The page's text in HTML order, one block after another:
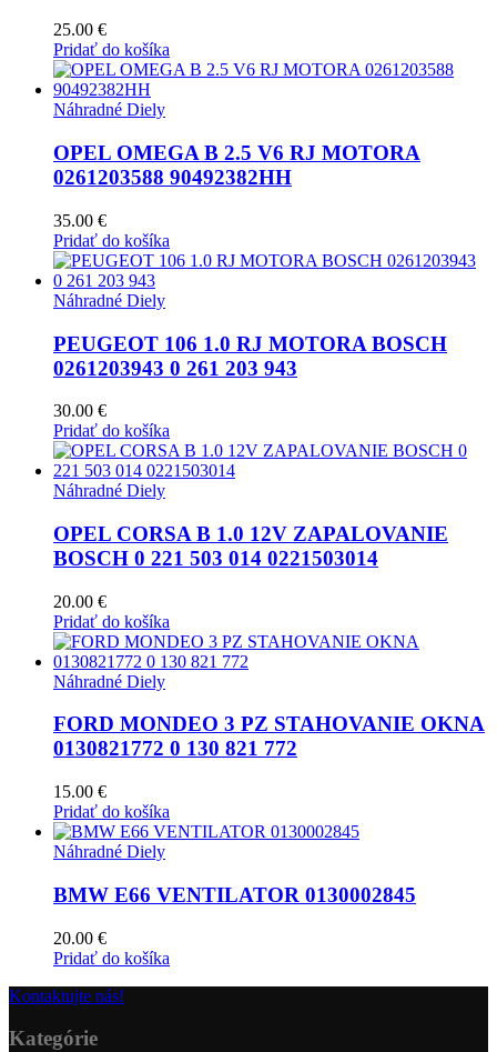
25.00 €
Pridať do košíka
Náhradné Diely
OPEL OMEGA B 2.5 V6 RJ MOTORA
0261203588 90492382HH
35.00 €
Pridať do košíka
Náhradné Diely
PEUGEOT 106 1.0 RJ MOTORA BOSCH
0261203943 0 261 203 943
30.00 €
Pridať do košíka
Náhradné Diely
OPEL CORSA B 1.0 12V ZAPALOVANIE
BOSCH 0 221 503 014 0221503014
20.00 €
Pridať do košíka
Náhradné Diely
FORD MONDEO 3 PZ STAHOVANIE OKNA
0130821772 0 130 821 772
15.00 €
Pridať do košíka
Náhradné Diely
BMW E66 VENTILATOR 0130002845
20.00 €
Pridať do košíka
Kontaktujte nás!
Kategórie